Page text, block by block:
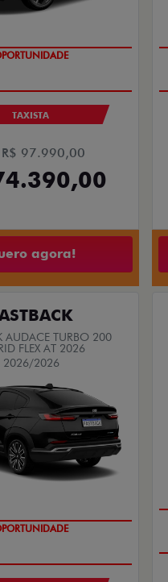
TAXISTA
97.990,00
agora!
AUDACE TURBO 200
FLEX AT 2026
2026/2026